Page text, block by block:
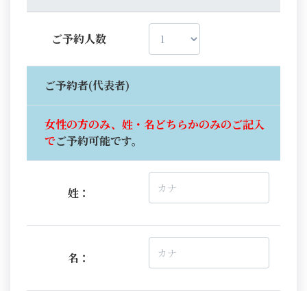
ご予約人数
ご予約者(代表者)
女性の方のみ、姓・名どちらかのみのご記入
でご予約可能です。
姓：
名：